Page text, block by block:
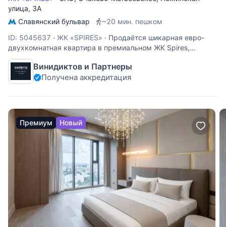
улица, 3А
Славянский бульвар
~20 мин. пешком
ID: 5045637 · ЖК «SPIRES» · Продаётся шикарная евро-
двухкомнатная квартира в премиальном ЖК Spires,
расположенном рядом с природным заказником «Долина
реки Сетунь» и Матвеевским лесом. Благодаря удачной
ориентации окон квартира наполнена естественным
Винидиктов и Партнеры
Получена аккредитация
Премиум Новый